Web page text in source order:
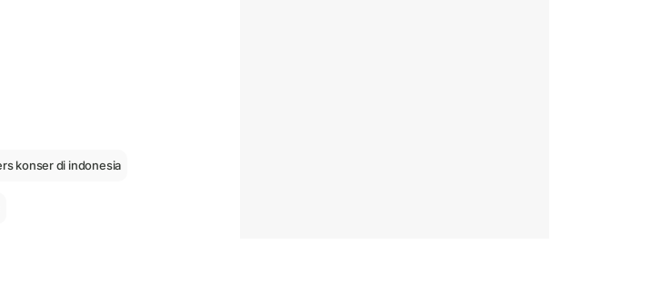
konser di indonesia